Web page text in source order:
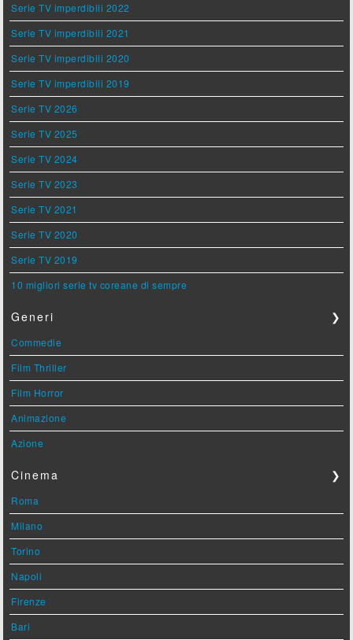
Serie TV imperdibili 2022
Serie TV imperdibili 2021
Serie TV imperdibili 2020
Serie TV imperdibili 2019
Serie TV 2026
Serie TV 2025
Serie TV 2024
Serie TV 2023
Serie TV 2021
Serie TV 2020
Serie TV 2019
10 migliori serie tv coreane di sempre
Generi ❯
Commedie
Film Thriller
Film Horror
Animazione
Azione
Cinema ❯
Roma
Milano
Torino
Napoli
Firenze
Bari